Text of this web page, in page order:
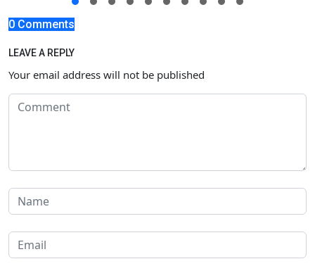
0 Comments
LEAVE A REPLY
Your email address will not be published